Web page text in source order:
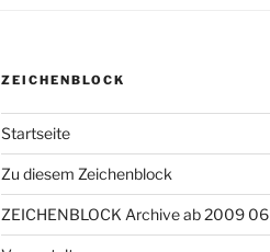
ZEICHENBLOCK
Startseite
Zu diesem Zeichenblock
ZEICHENBLOCK Archive ab 2009 06